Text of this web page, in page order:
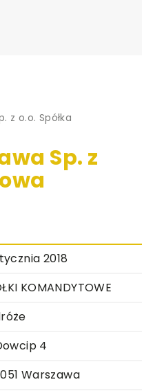
z o.o. Spółka
Sp. z
2018
KOMANDYTOWE
4
Warszawa